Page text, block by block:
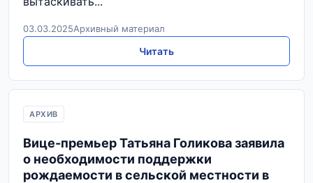
03.03.2025Архивный материал
Читать
АРХИВ
Вице-премьер Татьяна Голикова заявила
о необходимости поддержки
рождаемости в сельской местности в